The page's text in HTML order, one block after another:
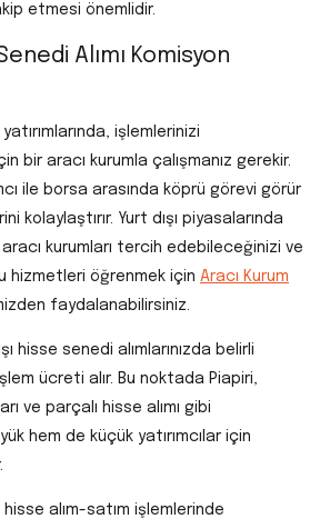
etmesi önemlidir.
Alımı Komisyon
işlemlerinizi
bir aracı kurumla çalışmanız gerekir.
ile borsa arasında köprü görevi görür
kolaylaştırır. Yurt dışı piyasalarında
kurumları tercih edebileceğinizi ve
hizmetleri öğrenmek için Aracı Kurum
faydalanabilirsiniz.
hisse senedi alımlarınızda belirli
ücreti alır. Bu noktada Piapiri,
ve parçalı hisse alımı gibi
hem de küçük yatırımcılar için
hisse alım-satım işlemlerinde